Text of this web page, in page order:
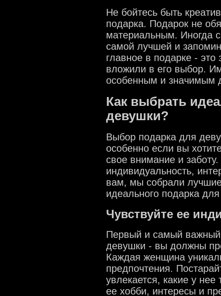
Не бойтесь быть
подарка. Подарок не
материальным. Иногда
самой лучшей и
главное в подарке -
вложили в его выбор.
особенным и значимым
Как выбрать
девушки?
Выбор подарка для
особенно если вы
свое внимание и
индивидуальность,
вам, мы собрали
идеального подарка
Чувствуйте ее
Первый и самый важный
девушки - вы должны
Каждая женщина
предпочтения.
увлекается, какие у
ее хобби, интересы и